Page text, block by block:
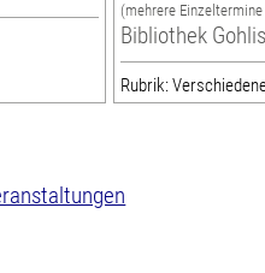
(mehrere
Bibliothek Gohlis
Rubrik: